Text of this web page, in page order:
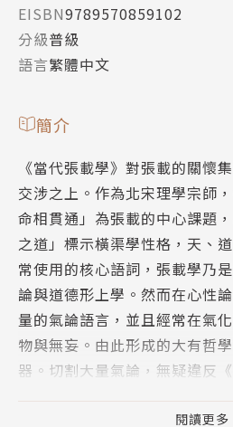
EISBN9789570859102
分級普級
語言繁體中文
簡介
《當代張載學》對張載的關懷
交涉之上。作為北宋理學宗師
命相貫通」為張載的中心課題
之道」標示橫渠學性格，天、
常使用的核心語詞，張載學乃
論與道德形上學。然而在心性
量的氣論語言，並且經常在氣
物與無妄。由此形成的大有哲
器。切割大量氣論，無疑違反
閱讀更多